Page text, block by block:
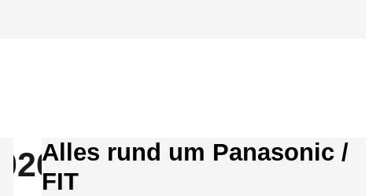
Alles rund um Panasonic /
FIT